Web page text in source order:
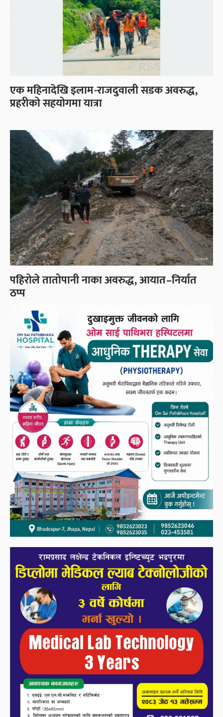
एक महिनादेखि इलाम-राजदुवाली सडक अवरुद्ध,
प्रहरीको सहयोगमा यात्रा
पहिरोले तातोपानी नाका अवरुद्ध, आयात–निर्यात
ठप्प